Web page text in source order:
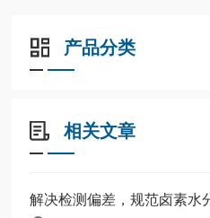
产品分类
相关文章
解决检测偏差，规范卤素水